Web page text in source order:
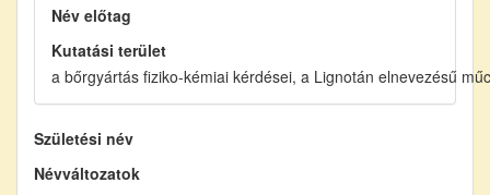
Név előtag
Kutatási terület
a bőrgyártás fiziko-kémiai kérdései, a Lignotán elnevezésű
Születési név
Névváltozatok